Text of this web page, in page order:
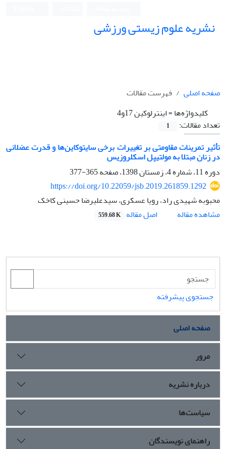
نشریه علوم زیستی ورزشی
صفحه اصلی
فهرست مقالات
کلیدواژه‌ها =اینترلوکین 17و4
تعداد مقالات:
1
تأثیر تمرینات مقاومتی بر تغییرات برخی سایتوکاین‌ها و قدرت عضلانی
در زنان مبتلا به مولتیپل اسکلروزیس
دوره 11، شماره 4، زمستان 1398، صفحه
365-377
https://doi.org/10.22059/jsb.2019.261859.1292
محبوبه شهیدی راد، رویا عسکری، سیدعلیرضا حسینی کاخک
مشاهده مقاله
اصل مقاله 559.68 K
جستجوی پیشرفته
صفحه اصلی
مرور
درباره نشریه
سیاست‌ها
راهنمای نویسندگان